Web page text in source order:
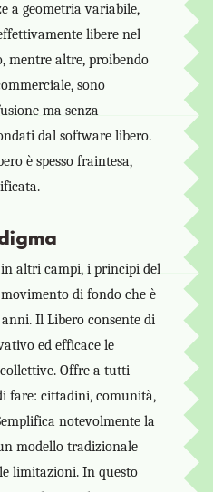
a geometria variabile,
libere nel
mentre altre, proibendo
sono
ma senza
dal software libero.
è spesso fraintesa,
altri campi, i principi del
di fondo che è
Il Libero consente di
ed efficace le
Offre a tutti
fare: cittadini, comunità,
notevolmente la
modello tradizionale
limitazioni. In questo